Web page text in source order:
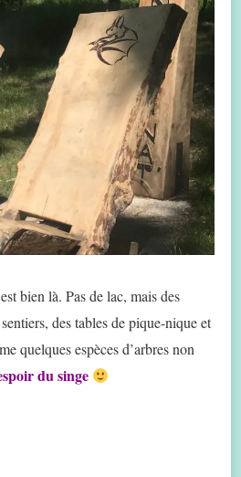
bien là. Pas de lac, mais des
des tables de pique-nique et
quelques espèces d’arbres non
du singe